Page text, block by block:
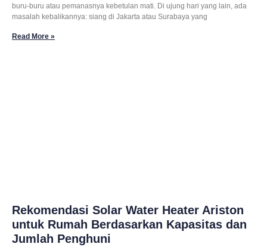
buru-buru atau pemanasnya kebetulan mati. Di ujung hari yang lain, ada
masalah kebalikannya: siang di Jakarta atau Surabaya yang
Read More »
Rekomendasi Solar Water Heater Ariston
untuk Rumah Berdasarkan Kapasitas dan
Jumlah Penghuni